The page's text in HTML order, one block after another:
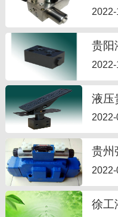
贵阳
2022-
液压
贵州
徐工